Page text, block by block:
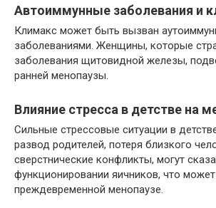
Автоиммунные заболевания и
Климакс может быть вызван
заболеваниями. Женщины, которые
заболевания щитовидной железы,
ранней менопаузы.
Влияние стресса в детстве на
Сильные стрессовые ситуации в
развод родителей, потеря близкого
сверстнические конфликты, могут
функционировании яичников, что
преждевременной менопаузе.